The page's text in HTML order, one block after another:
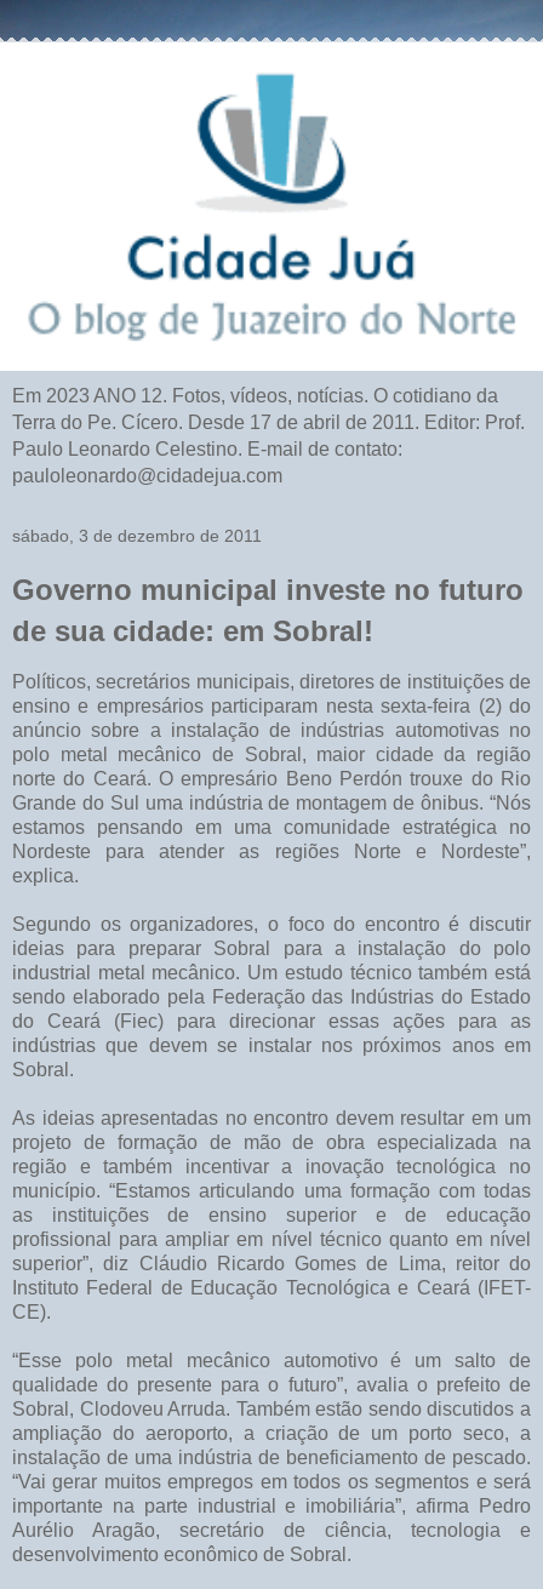
Em 2023 ANO 12. Fotos, vídeos, notícias. O cotidiano da
Terra do Pe. Cícero. Desde 17 de abril de 2011. Editor: Prof.
Paulo Leonardo Celestino. E-mail de contato:
pauloleonardo@cidadejua.com
sábado, 3 de dezembro de 2011
Governo municipal investe no futuro
de sua cidade: em Sobral!
Políticos, secretários municipais, diretores de instituições de
ensino e empresários participaram nesta sexta-feira (2) do
anúncio sobre a instalação de indústrias automotivas no
polo metal mecânico de Sobral, maior cidade da região
norte do Ceará. O empresário Beno Perdón trouxe do Rio
Grande do Sul uma indústria de montagem de ônibus. “Nós
estamos pensando em uma comunidade estratégica no
Nordeste para atender as regiões Norte e Nordeste”,
explica.
Segundo os organizadores, o foco do encontro é discutir
ideias para preparar Sobral para a instalação do polo
industrial metal mecânico. Um estudo técnico também está
sendo elaborado pela Federação das Indústrias do Estado
do Ceará (Fiec) para direcionar essas ações para as
indústrias que devem se instalar nos próximos anos em
Sobral.
As ideias apresentadas no encontro devem resultar em um
projeto de formação de mão de obra especializada na
região e também incentivar a inovação tecnológica no
município. “Estamos articulando uma formação com todas
as instituições de ensino superior e de educação
profissional para ampliar em nível técnico quanto em nível
superior”, diz Cláudio Ricardo Gomes de Lima, reitor do
Instituto Federal de Educação Tecnológica e Ceará (IFET-
CE).
“Esse polo metal mecânico automotivo é um salto de
qualidade do presente para o futuro”, avalia o prefeito de
Sobral, Clodoveu Arruda. Também estão sendo discutidos a
ampliação do aeroporto, a criação de um porto seco, a
instalação de uma indústria de beneficiamento de pescado.
“Vai gerar muitos empregos em todos os segmentos e será
importante na parte industrial e imobiliária”, afirma Pedro
Aurélio Aragão, secretário de ciência, tecnologia e
desenvolvimento econômico de Sobral.